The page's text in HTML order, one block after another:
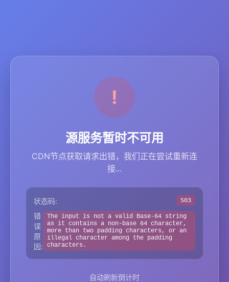
源服务暂时不可用
CDN节点获取请求出错，我们正在尝试重新连
接...
状态码: 503
错
误
原
因:
The input is not a valid Base-64 string
as it contains a non-base 64 character,
more than two padding characters, or an
illegal character among the padding
characters.
自动刷新倒计时